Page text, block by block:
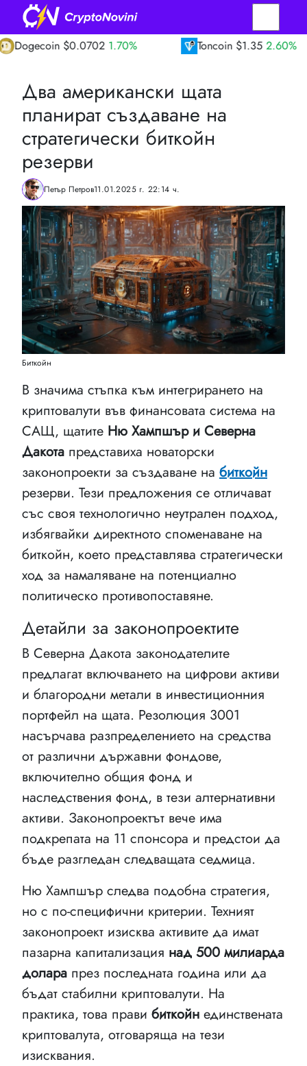
$0.0702 1.70% Toncoin $1.35 2.60%
Два американски щата
планират създаване на
стратегически биткойн
резерви
Петър Петров11.01.2025 г. 22:14 ч.
Биткойн
В значима стъпка към интегрирането на
криптовалути във финансовата система на
САЩ, щатите Ню Хампшър и Северна
Дакота представиха новаторски
законопроекти за създаване на биткойн
резерви. Тези предложения се отличават
със своя технологично неутрален подход,
избягвайки директното споменаване на
биткойн, което представлява стратегически
ход за намаляване на потенциално
политическо противопоставяне.
Детайли за законопроектите
В Северна Дакота законодателите
предлагат включването на цифрови активи
и благородни метали в инвестиционния
портфейл на щата. Резолюция 3001
насърчава разпределението на средства
от различни държавни фондове,
включително общия фонд и
наследствения фонд, в тези алтернативни
активи. Законопроектът вече има
подкрепата на 11 спонсора и предстои да
бъде разгледан следващата седмица.
Ню Хампшър следва подобна стратегия,
но с по-специфични критерии. Техният
законопроект изисква активите да имат
пазарна капитализация над 500 милиарда
долара през последната година или да
бъдат стабилни криптовалути. На
практика, това прави биткойн единствената
криптовалута, отговаряща на тези
изисквания.